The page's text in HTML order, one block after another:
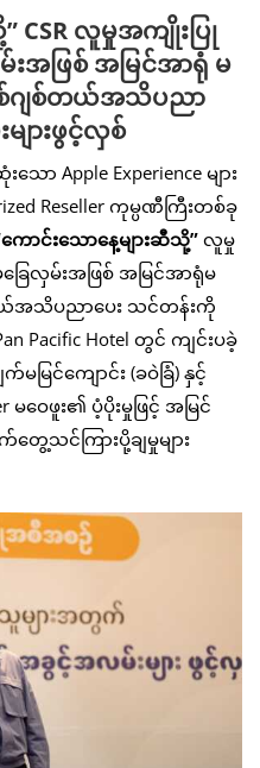
CSR လူမှုအကျိုးပြု
ဖြစ် အမြင်အာရုံ မ
ဂျစ်တယ်အသိပညာ
ျားဖွင့်လှစ်
ာ Apple Experience များ
Reseller ကုမ္ပဏီကြီးတစ်ခု
ကောင်းသောနေ့များဆီသို့” လူမှု
ေလှမ်းအဖြစ် အမြင်အာရုံမ
အသိပညာပေး သင်တန်းကို
Pacific Hotel တွင် ကျင်းပခဲ့
ြင်ကျောင်း (ခဝဲခြံ) နှင့်
မဝေဖူး၏ ပံ့ပိုးမှုဖြင့် အမြင်
သင်ကြားပို့ချမှုများ